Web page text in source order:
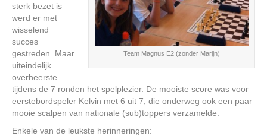
Team Magnus E2 (zonder Marijn)
sterk bezet is
werd er met
wisselend
succes
gestreden. Maar
uiteindelijk
overheerste
tijdens de 7 ronden het spelplezier. De mooiste score was voor
eerstebordspeler Kelvin met 6 uit 7, die onderweg ook een paar
mooie scalpen van nationale (sub)toppers verzamelde.
Enkele van de leukste herinneringen: